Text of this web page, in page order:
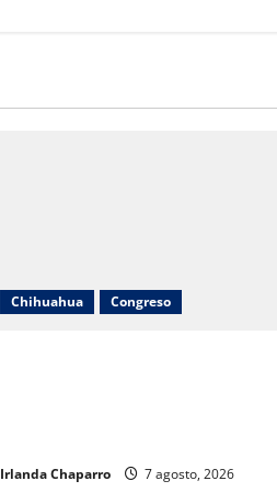
Chihuahua Congreso
Irlanda Chaparro 7 agosto, 2026